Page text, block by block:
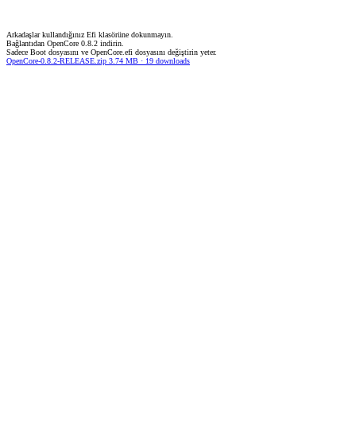
Arkadaşlar kullandığınız Efi klasörüne dokunmayın.
Bağlantıdan OpenCore 0.8.2 indirin.
Sadece Boot dosyasını ve OpenCore.efi dosyasını değiştirin yeter.
OpenCore-0.8.2-RELEASE.zip 3.74 MB · 19 downloads